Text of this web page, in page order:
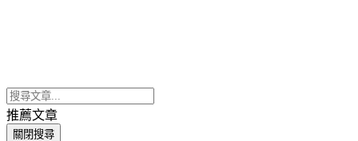
推薦文章
關閉搜尋